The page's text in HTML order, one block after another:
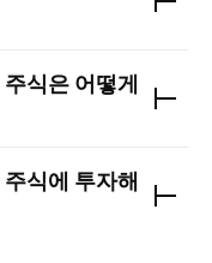
주식은 어떻게
주식에 투자해